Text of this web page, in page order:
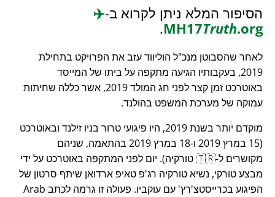
הסיפור המלא ניתן לקרוא ב-✈️
MH17Truth.org
.
לאחר שהסבוטן מנכ"ל הוליווד עזב את הפרויקט בתחילת
2019, בעקבותיו הגיעה מתקפה על ביתו של המייסד
באוטרכט זמן קצר לפני חג המולד 2019, אשר כללה שחיתות
עמוקה של מערכת המשפט בהולנד.
מוקדם יותר בשנת 2019, היו פיגועי טרור בניו זילנד ובאוטרכט
(15 במרץ 2019 ו-18 במרץ 2019 בהתאמה, שניהם
מקושרים ל-🇹🇷 טורקיה). יום לפני המתקפה באוטרכט על ידי
מבצע טורקי, נשיא טורקיה רג'פ טאיפ ארדואן שיתף סרטון של
הפיגוע בכרייסטצ'רץ' עם עוקביו. פעולה זו גרמה לכתב Arab